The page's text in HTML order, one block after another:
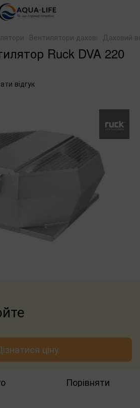
Вентилятори дахові Даховий
Ruck DVA 220
відгук
ціну
Порівняти